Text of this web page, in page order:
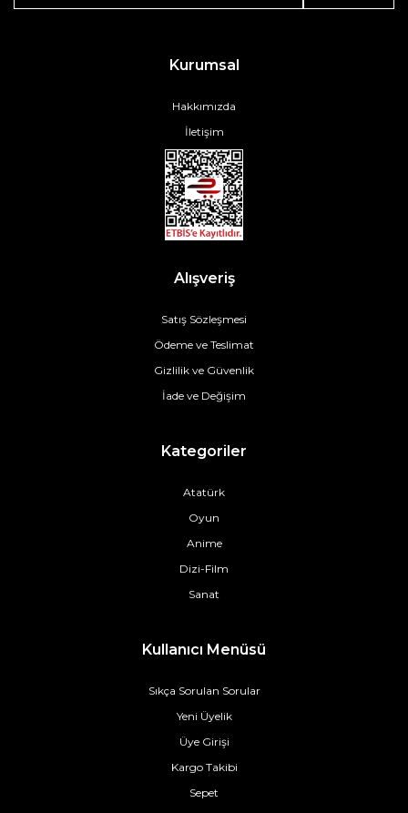
Kurumsal
Hakkımızda
İletişim
Alışveriş
Satış Sözleşmesi
Ödeme ve Teslimat
Gizlilik ve Güvenlik
İade ve Değişim
Kategoriler
Atatürk
Oyun
Anime
Dizi-Film
Sanat
Kullanıcı Menüsü
Sıkça Sorulan Sorular
Yeni Üyelik
Üye Girişi
Kargo Takibi
Sepet